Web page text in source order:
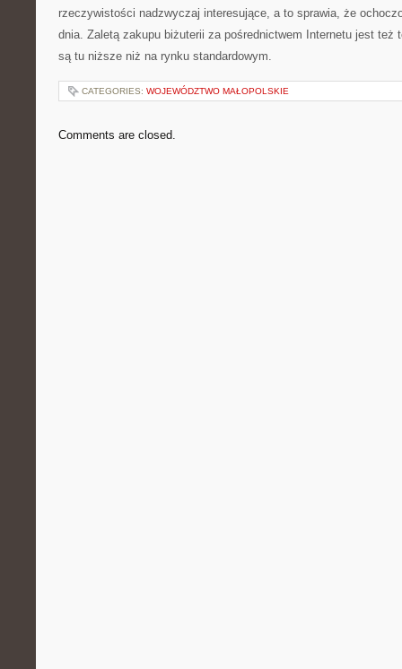
rzeczywistości nadzwyczaj interesujące, a to sprawia, że
dnia. Zaletą zakupu biżuterii za pośrednictwem Internetu jest też
są tu niższe niż na rynku standardowym.
CATEGORIES: WOJEWÓDZTWO MAŁOPOLSKIE
Comments are closed.